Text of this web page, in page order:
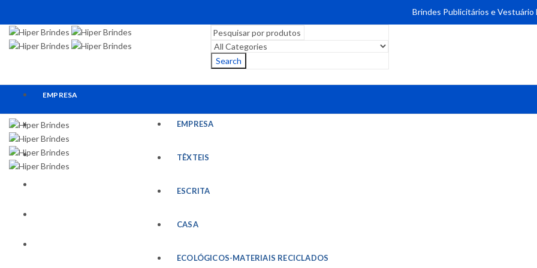
Brindes Publicitários e Vestuário
Search
EMPRESA
TÊXTEIS
ESCRITA
EMPRESA
TÊXTEIS
ESCRITA
CASA
ECOLÓGICOS-MATERIAIS RECICLADOS